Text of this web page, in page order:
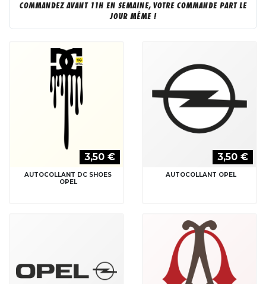
COMMANDEZ AVANT 11H EN SEMAINE, VOTRE COMMANDE PART LE
JOUR MÊME !
3,50 €
AUTOCOLLANT DC SHOES
OPEL
3,50 €
AUTOCOLLANT OPEL